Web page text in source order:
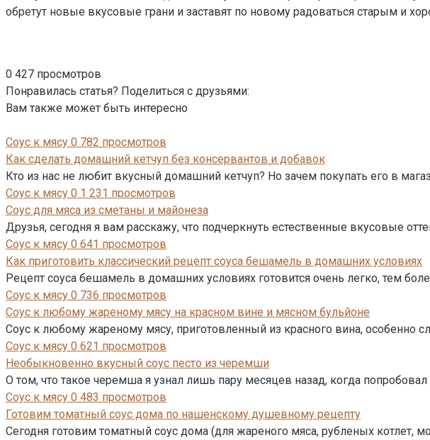
обретут новые вкусовые грани и заставят по новому радоваться старым и
0 427 просмотров
Понравилась статья? Поделиться с друзьями:
Вам также может быть интересно
Соус к мясу 0 782 просмотров
Как сделать домашний кетчуп без консервантов и добавок
Кто из нас не любит вкусный домашний кетчуп? Но зачем покупать его в
Соус к мясу 0 1 231 просмотров
Соус для мяса из сметаны и майонеза
Друзья, сегодня я вам расскажу, что подчеркнуть естественные вкусовые
Соус к мясу 0 641 просмотров
Как приготовить классический рецепт соуса бешамель в домашних условиях
Рецепт соуса бешамель в домашних условиях готовится очень легко, тем
Соус к мясу 0 736 просмотров
Соус к любому жареному мясу на красном вине и мясном бульйоне
Соус к любому жареному мясу, приготовленный из красного вина, особенно
Соус к мясу 0 621 просмотров
Необыкновенно вкусный соус песто из черемши
О том, что такое черемша я узнал лишь пару месяцев назад, когда
Соус к мясу 0 483 просмотров
Готовим томатный соус дома по нашенскому душевному рецепту
Сегодня готовим томатный соус дома (для жареного мяса, рубленых котлет,